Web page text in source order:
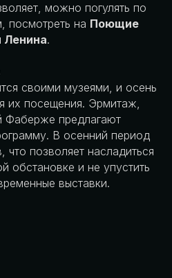
можно погулять по
посмотреть на Поющие
.
своими музеями, и осень
их посещения. Эрмитаж,
Фаберже предлагают
В осенний период
что позволяет насладиться
обстановке и не упустить
выставки.